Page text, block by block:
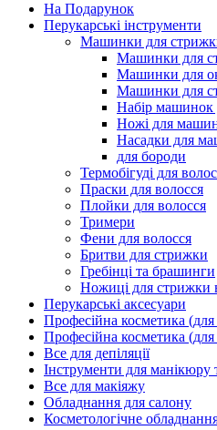
На Подарунок
Перукарські інструменти
Машинки для
Машинки для
Машинки для
Машинки для
Набір машинок
Ножі для
Насадки для
для бороди
Термобігуді для
Праски для волосся
Плойки для волосся
Тримери
Фени для волосся
Бритви для стрижки
Гребінці та брашинги
Ножиці для стрижки
Перукарські аксесуари
Професійна косметика (для
Професійна косметика
Все для депіляції
Інструменти для манікюру
Все для макіяжу
Обладнання для салону
Косметологічне